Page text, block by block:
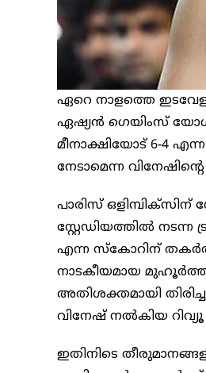
ഏറെ നാളത്തെ
ഏഷ്യന്‍ ഗെയിംസ്
മീനാക്ഷിയോട് 6-4
നേടാമെന്ന
പാരിസ്
സ്റ്റേഡിയത്തില്‍
എന്ന സ്‌കോറിന്
നാടകീയമായ
അതിശക്തമായി
വിനേഷ് നല്‍കിയ
ഇതിനിടെ